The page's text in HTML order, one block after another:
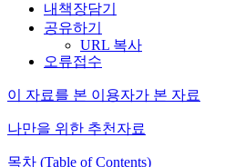
내책장담기
공유하기
URL 복사
오류접수
이 자료를 본 이용자가 본 자료
나만을 위한 추천자료
목차 (Table of Contents)